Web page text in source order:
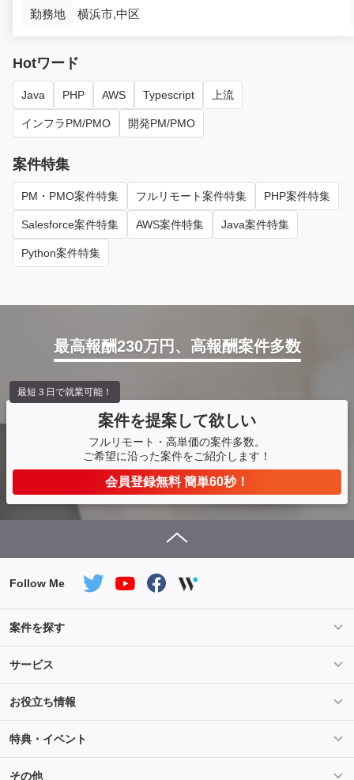
勤務地
横浜市,中区
Hotワード
Java PHP AWS Typescript 上流
インフラPM/PMO 開発PM/PMO
案件特集
PM・PMO案件特集 フルリモート案件特集 PHP案件特集
Salesforce案件特集 AWS案件特集 Java案件特集
Python案件特集
最高報酬230万円、高報酬案件多数
案件を提案して欲しい
フルリモート・高単価の案件多数。
ご希望に沿った案件をご紹介します！
会員登録無料 簡単60秒！
最短３日で就業可能！
Follow Me
案件を探す
条件を指定して案件を探す
Salesforce案件特集 AWS案件特集
サービス
サービス紹介
ご登録から参画までの流れ フリーランスの声
お役立ち情報
ライフ
キャリア スキル・テクノロジー
特典・イベント
セミナー
その他